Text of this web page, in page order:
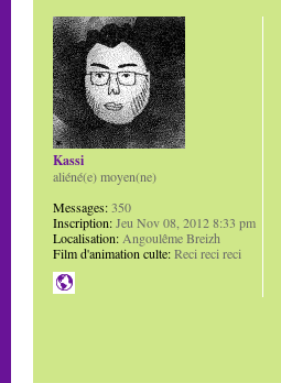
Kassi
aliéné(e) moyen(ne)
Messages:350
Inscription:Jeu Nov 08, 2012 8:33 pm
Localisation:Angoulême Breizh
Film d'animation culte:Reci reci reci